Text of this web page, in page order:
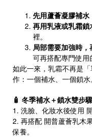
先用蘆薈凝膠補水
再用乳液或乳霜鎖
裡。
局部需要加強時，
可再搭配專門使用
如此一來，乳霜不再是
作：一個補水、一個鎖水。
🧴 冬季補水＋鎖水雙步
1. 洗臉、化妝水後使用
2. 再搭配 開普蘆薈乳木
保養。